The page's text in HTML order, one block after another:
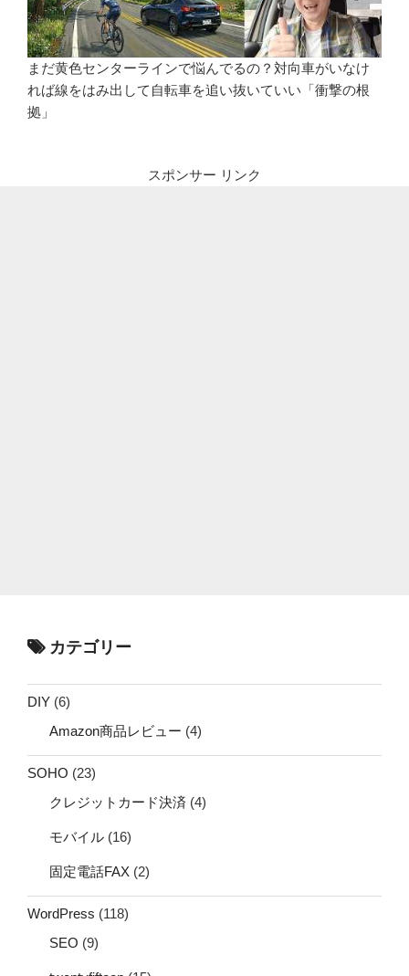
まだ黄色センターラインで悩んでるの？対向車がいなけ
れば線をはみ出して自転車を追い抜いていい「衝撃の根
拠」
スポンサー リンク
カテゴリー
DIY (6)
Amazon商品レビュー (4)
SOHO (23)
クレジットカード決済 (4)
モバイル (16)
固定電話FAX (2)
WordPress (118)
SEO (9)